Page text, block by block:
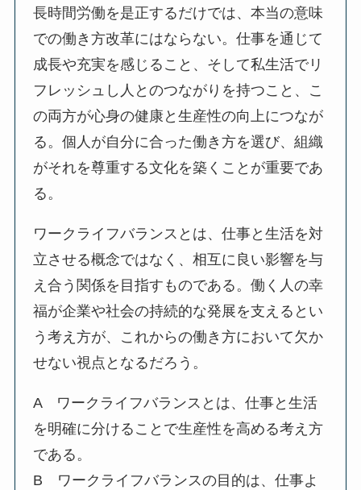
長時間労働を是正するだけでは、本当の意味
での働き方改革にはならない。仕事を通じて
成長や充実を感じること、そして私生活でリ
フレッシュし人とのつながりを持つこと、こ
の両方が心身の健康と生産性の向上につなが
る。個人が自分に合った働き方を選び、組織
がそれを尊重する文化を築くことが重要であ
る。
ワークライフバランスとは、仕事と生活を対
立させる概念ではなく、相互に良い影響を与
え合う関係を目指すものである。働く人の幸
福が企業や社会の持続的な発展を支えるとい
う考え方が、これからの働き方において欠か
せない視点となるだろう。
A ワークライフバランスとは、仕事と生活
を明確に分けることで生産性を高める考え方
である。
B ワークライフバランスの目的は、仕事よ